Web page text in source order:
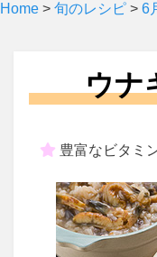
Home > 旬のレシピ > 6
ウナ
豊富なビタミ